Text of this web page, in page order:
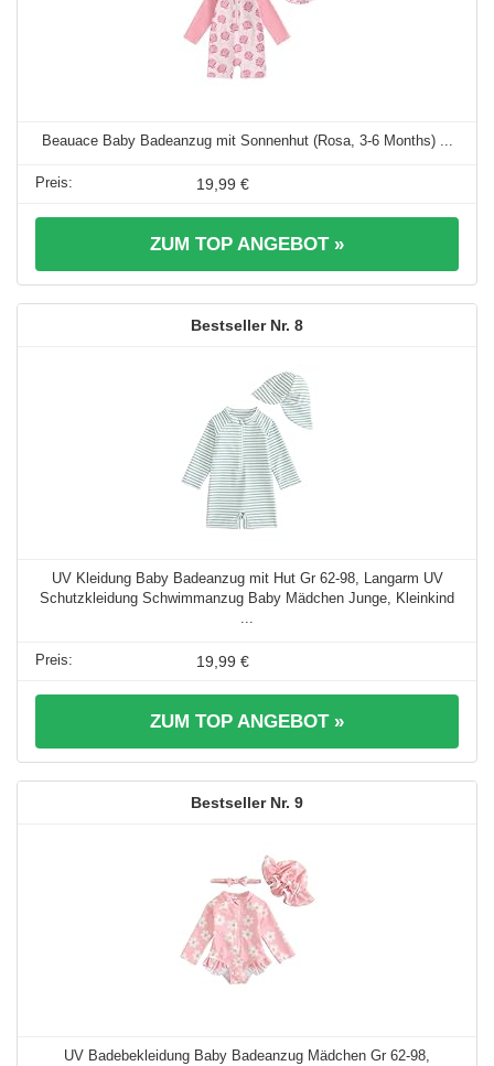
Beauace Baby Badeanzug mit Sonnenhut (Rosa, 3-6 Months) ...
19,99 €
ZUM TOP ANGEBOT »
8
UV Kleidung Baby Badeanzug mit Hut Gr 62-98, Langarm UV
Schutzkleidung Schwimmanzug Baby Mädchen Junge, Kleinkind
...
19,99 €
ZUM TOP ANGEBOT »
9
UV Badebekleidung Baby Badeanzug Mädchen Gr 62-98,